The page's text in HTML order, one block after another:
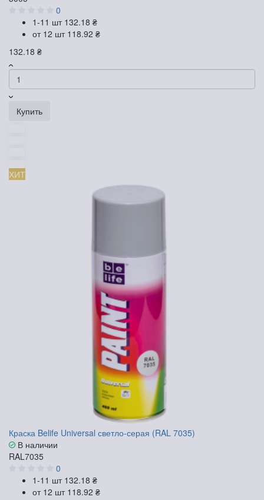
0
1-11 шт 132.18 ₴
от 12 шт 118.92 ₴
132.18 ₴
Купить
ХИТ
Краска Belife Universal светло-серая (RAL 7035)
В наличии
RAL7035
0
1-11 шт 132.18 ₴
от 12 шт 118.92 ₴